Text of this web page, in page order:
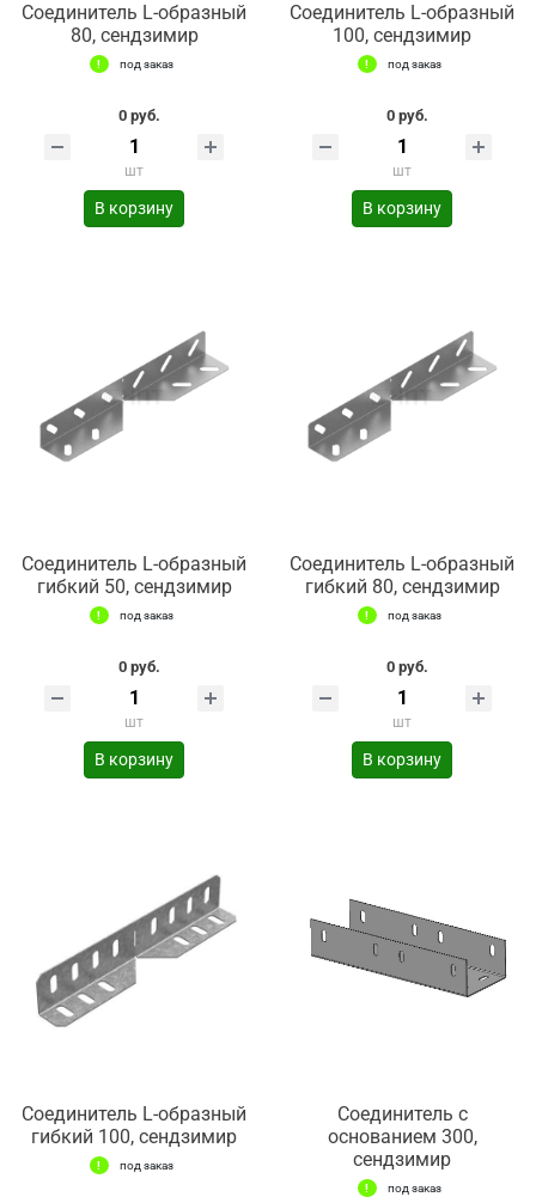
Соединитель L-образный
80, сендзимир
под заказ
0 руб.
шт
В корзину
Соединитель L-образный
100, сендзимир
под заказ
0 руб.
шт
В корзину
Соединитель L-образный
гибкий 50, сендзимир
под заказ
0 руб.
шт
В корзину
Соединитель L-образный
гибкий 80, сендзимир
под заказ
0 руб.
шт
В корзину
Соединитель L-образный
гибкий 100, сендзимир
под заказ
Соединитель с
основанием 300,
сендзимир
под заказ